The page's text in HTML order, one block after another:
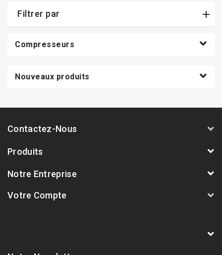
Filtrer par
Compresseurs
Nouveaux produits
Contactez-Nous
Produits
Notre Entreprise
Votre Compte